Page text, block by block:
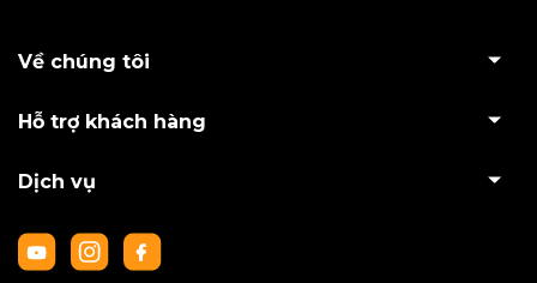
Về chúng tôi
Hỗ trợ khách hàng
Dịch vụ